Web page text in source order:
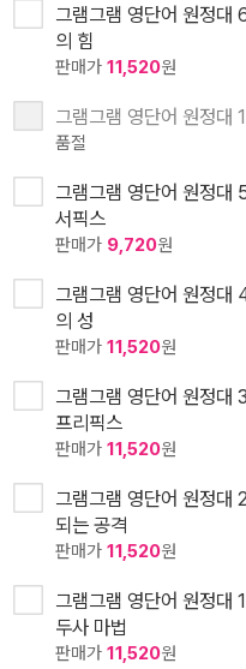
그램그램 영단어 원정대
의 힘
판매가 11,520원
그램그램 영단어 원정대
품절
그램그램 영단어 원정대
서픽스
판매가 9,720원
그램그램 영단어 원정대
의 성
판매가 11,520원
그램그램 영단어 원정대
프리픽스
판매가 11,520원
그램그램 영단어 원정대
되는 공격
판매가 11,520원
그램그램 영단어 원정대
두사 마법
판매가 11,520원